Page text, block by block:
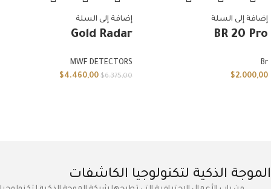
إضافة إلى السلة
BR 20 Pro
Br
$2.000,00
إضافة إلى السلة
Gold Radar
MWF DETECTORS
$6.375,00
$4.460,00
الموجة الذكية لتكنولوجيا الكاشفات